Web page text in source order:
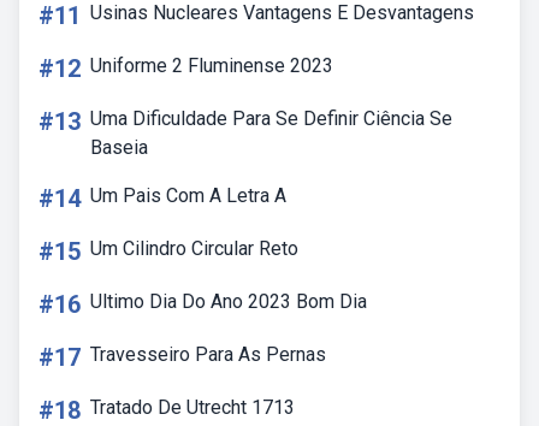
#11 Usinas Nucleares Vantagens E Desvantagens
#12 Uniforme 2 Fluminense 2023
#13 Uma Dificuldade Para Se Definir Ciência Se
Baseia
#14 Um Pais Com A Letra A
#15 Um Cilindro Circular Reto
#16 Ultimo Dia Do Ano 2023 Bom Dia
#17 Travesseiro Para As Pernas
#18 Tratado De Utrecht 1713